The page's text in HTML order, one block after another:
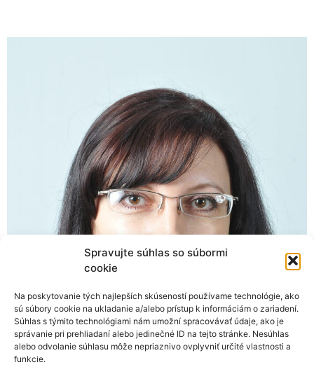
Spravujte súhlas so súbormi
cookie
Na poskytovanie tých najlepších skúseností používame technológie, ako
sú súbory cookie na ukladanie a/alebo prístup k informáciám o zariadení.
Súhlas s týmito technológiami nám umožní spracovávať údaje, ako je
správanie pri prehliadaní alebo jedinečné ID na tejto stránke. Nesúhlas
alebo odvolanie súhlasu môže nepriaznivo ovplyvniť určité vlastnosti a
funkcie.